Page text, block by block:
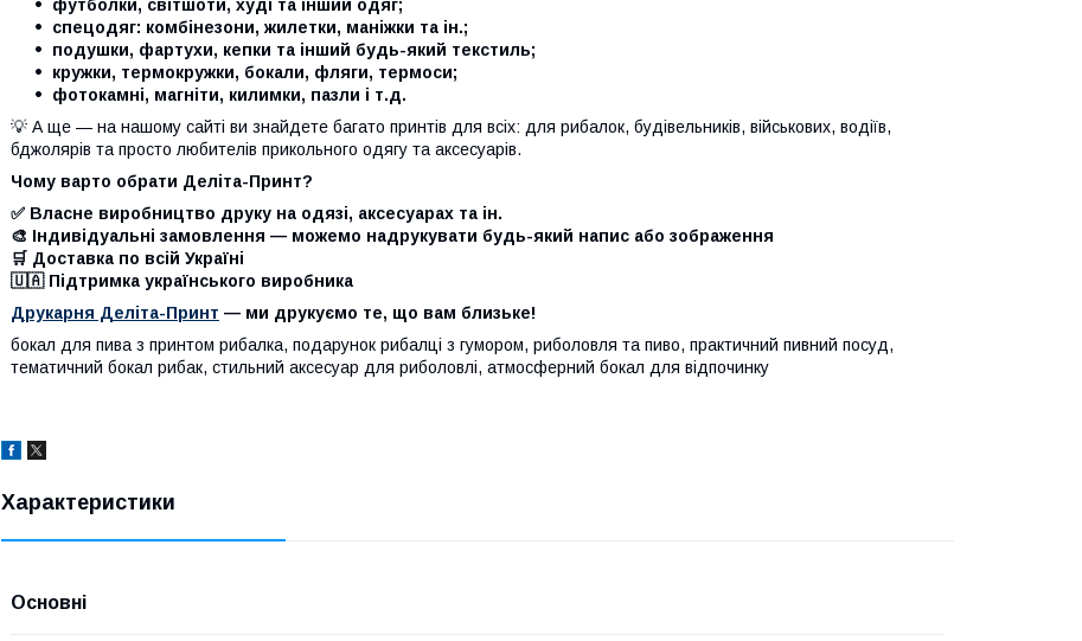
футболки, світшоти, худі та інший одяг;
спецодяг: комбінезони, жилетки, маніжки та ін.;
подушки, фартухи, кепки та інший будь-який текстиль;
кружки, термокружки, бокали, фляги, термоси;
фотокамні, магніти, килимки, пазли і т.д.
💡 А ще — на нашому сайті ви знайдете багато принтів для всіх: для рибалок, будівельників, військових, водіїв,
бджолярів та просто любителів прикольного одягу та аксесуарів.
Чому варто обрати Деліта-Принт?
✅ Власне виробництво друку на одязі, аксесуарах та ін.
🎨 Індивідуальні замовлення — можемо надрукувати будь-який напис або зображення
🛒 Доставка по всій Україні
🇺🇦 Підтримка українського виробника
Друкарня Деліта-Принт — ми друкуємо те, що вам близьке!
бокал для пива з принтом рибалка, подарунок рибалці з гумором, риболовля та пиво, практичний пивний посуд,
тематичний бокал рибак, стильний аксесуар для риболовлі, атмосферний бокал для відпочинку
Характеристики
Основні